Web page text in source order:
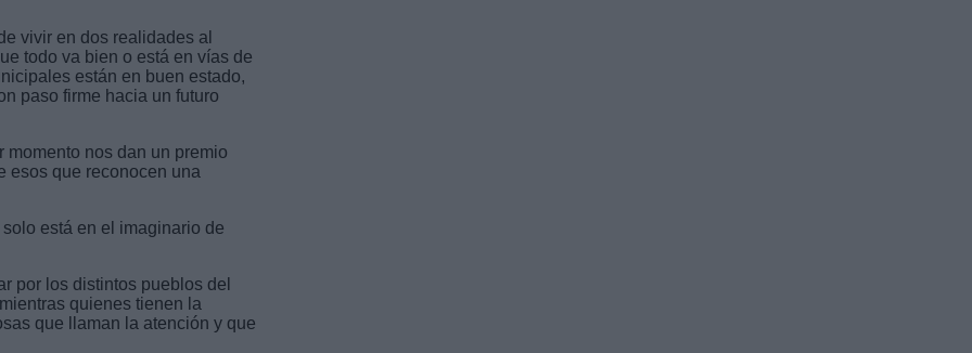
vivir en dos realidades al
todo va bien o está en vías de
están en buen estado,
paso firme hacia un futuro
nos dan un premio
esos que reconocen una
está en el imaginario de
por los distintos pueblos del
quienes tienen la
que llaman la atención y que